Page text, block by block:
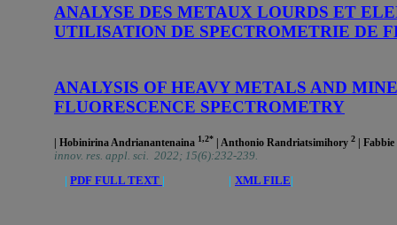
ANALYSE DES METAUX LOURDS ET
UTILISATION DE SPECTROMETRIE DE
ANALYSIS OF HEAVY METALS AND
FLUORESCENCE SPECTROMETRY
| Hobinirina Andrianantenaina 1,2* | Anthonio Randriatsimihory 2 |
innov. res. appl. sci. 2022; 15(6):232-239.
| PDF FULL TEXT | | XML FILE|